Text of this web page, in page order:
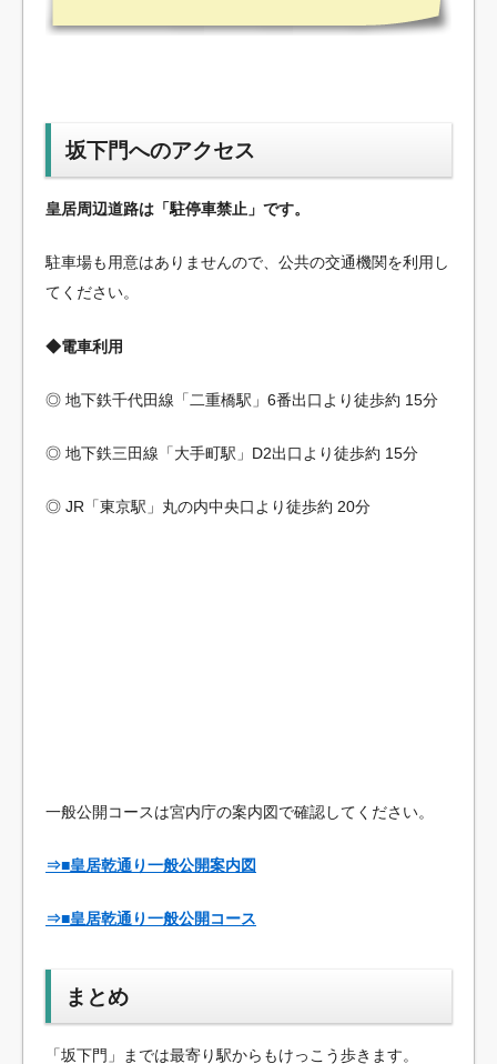
坂下門へのアクセス
皇居周辺道路は「駐停車禁止」です。
駐車場も用意はありませんので、公共の交通機関を利用し
てください。
◆電車利用
◎ 地下鉄千代田線「二重橋駅」6番出口より徒歩約 15分
◎ 地下鉄三田線「大手町駅」D2出口より徒歩約 15分
◎ JR「東京駅」丸の内中央口より徒歩約 20分
一般公開コースは宮内庁の案内図で確認してください。
⇒■皇居乾通り一般公開案内図
⇒■皇居乾通り一般公開コース
まとめ
「坂下門」までは最寄り駅からもけっこう歩きます。